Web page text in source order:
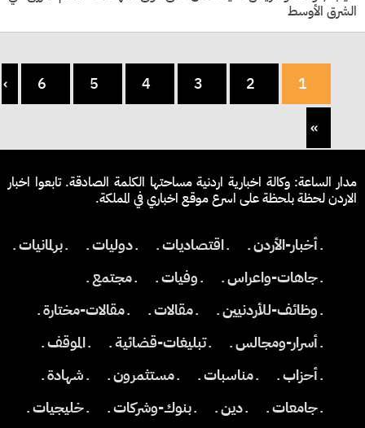
الشرق الأوسط
1
2
3
4
5
6
›
»
مدار الساعة: وكالة اخبارية اردنية مساحتها الكلمة الصادقة. تابعوا اخبار
الاردن لحظة بلحظة على اسرع موقع اخباري في المملكة.
ـ أخبار-الأردن ـ ـ اقتصاديات ـ ـ دوليات ـ
ـ برلمانيات ـ
ـ جاهات-واعراس ـ
ـ وفيات ـ
ـ مجتمع ـ
ـ وظائف-للأردنيين ـ
ـ مقالات ـ
ـ مقالات-مختارة ـ
ـ أسرار-ومجالس ـ
ـ تبليغات-قضائية ـ
ـ الموقف ـ
ـ أحزاب ـ
ـ مناسبات ـ ـ مستثمرون ـ
ـ شهادة ـ
ـ جامعات ـ
ـ دين ـ ـ بنوك-وشركات ـ ـ خليجيات ـ